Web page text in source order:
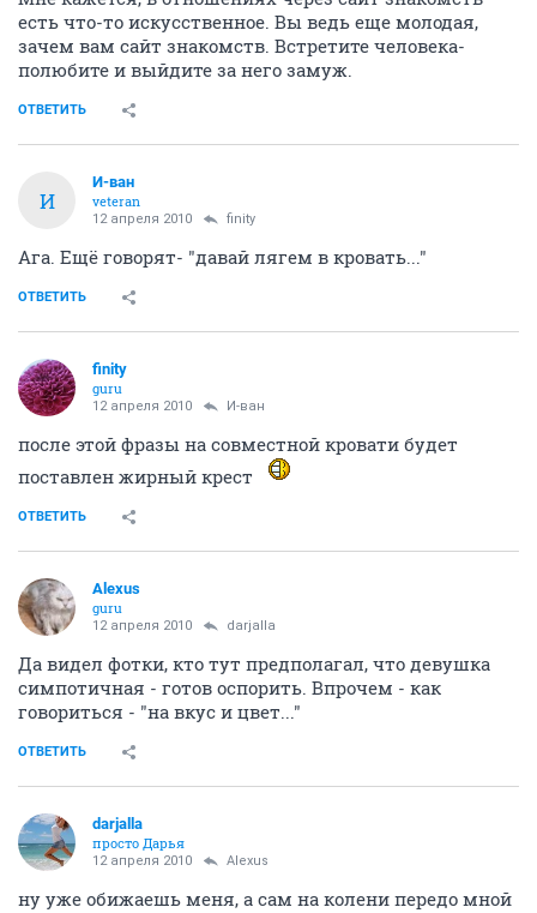
есть что-то искусственное. Вы ведь еще молодая,
зачем вам сайт знакомств. Встретите человека-
полюбите и выйдите за него замуж.
ОТВЕТИТЬ
И
И-ван
veteran
12 апреля 2010 finity
Ага. Ещё говорят- "давай лягем в кровать..."
ОТВЕТИТЬ
finity
guru
12 апреля 2010 И-ван
после этой фразы на совместной кровати будет
поставлен жирный крест
ОТВЕТИТЬ
Alexus
guru
12 апреля 2010 darjalla
Да видел фотки, кто тут предполагал, что девушка
симпотичная - готов оспорить. Впрочем - как
говориться - "на вкус и цвет..."
ОТВЕТИТЬ
darjalla
просто Дарья
12 апреля 2010 Alexus
ну уже обижаешь меня, а сам на колени передо мной